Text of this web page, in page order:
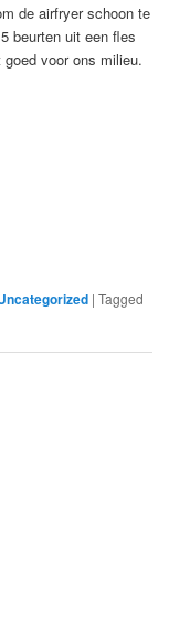
de airfryer schoon te
beurten uit een fles
voor ons milieu.
|Tagged